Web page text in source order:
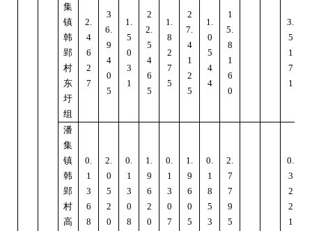
集
镇
韩
郢
村
东
圩
组
2.
4
6
2
7
3
6.
9
4
0
5
1.
5
0
3
1
2
2.
5
4
6
5
1.
8
2
7
5
2
7.
4
1
2
5
1.
0
5
4
4
1
5.
8
1
6
0
3.
5
1
7
1
潘
集
镇
韩
郢
村
高
0.
1
3
6
8
2.
0
5
2
0
0.
1
3
0
8
1.
9
6
2
0
0.
1
3
0
7
1.
9
6
0
5
0.
1
8
5
3
2.
7
7
9
5
0.
3
2
2
1